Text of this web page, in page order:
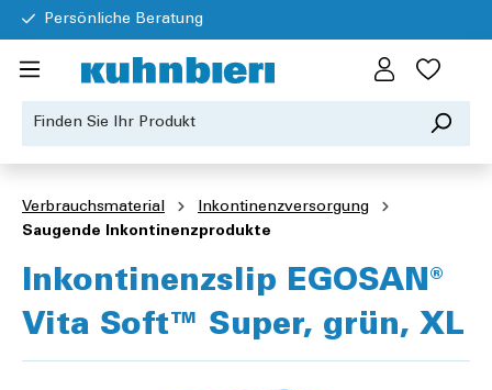
Persönliche Beratung
Verbrauchsmaterial
Inkontinenzversorgung
Saugende Inkontinenzprodukte
Inkontinenzslip EGOSAN®
Vita Soft™ Super, grün, XL